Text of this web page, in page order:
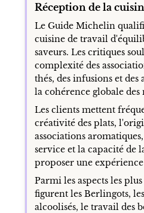
Réception de la
Le Guide Michelin
cuisine de travail
saveurs. Les critiques
complexité des
thés, des infusions et
la cohérence globale des
Les clients mettent
créativité des plats,
associations
service et la capacité de
proposer une
Parmi les aspects les
figurent les Berlingots,
alcoolisés, le travail des